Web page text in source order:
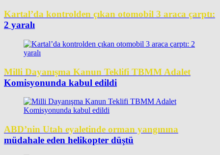
Kartal’da kontrolden çıkan otomobil 3 araca çarptı:
2 yaralı
Milli Dayanışma Kanun Teklifi TBMM Adalet
Komisyonunda kabul edildi
ABD’nin Utah eyaletinde orman yangınına
müdahale eden helikopter düştü